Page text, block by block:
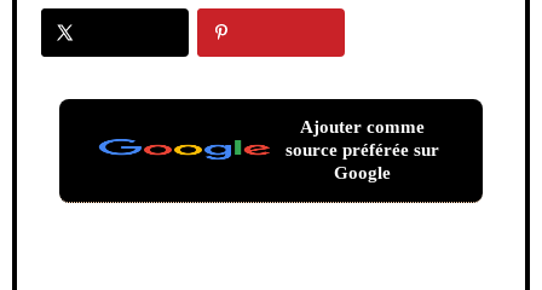
Ajouter comme
source préférée sur
Google